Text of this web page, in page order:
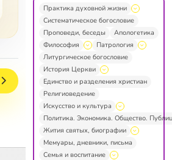
Практика духовной жизни
Систематическое богословие
Проповеди, беседы
Апологетика
Философия
Патрология
Литургическое богословие
История Церкви
Единство и разделения христиан
Религиоведение
Искусство и культура
Политика. Экономика. Общество.
Жития святых, биографии
Мемуары, дневники, письма
Семья и воспитание